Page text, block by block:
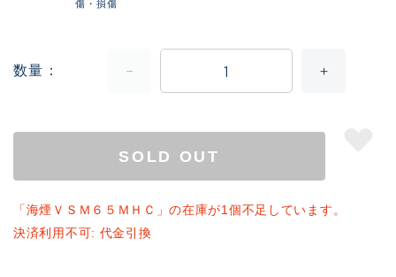
傷・損傷
数量
SOLD OUT
「海煙ＶＳＭ６５ＭＨＣ」の在庫が1個不足しています。
決済利用不可: 代金引換